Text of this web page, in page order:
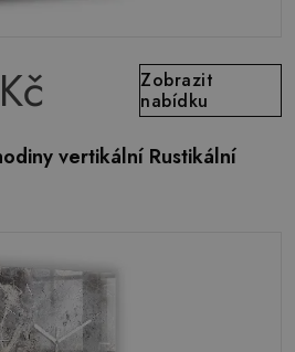
Zobrazit
nabídku
vertikální Rustikální